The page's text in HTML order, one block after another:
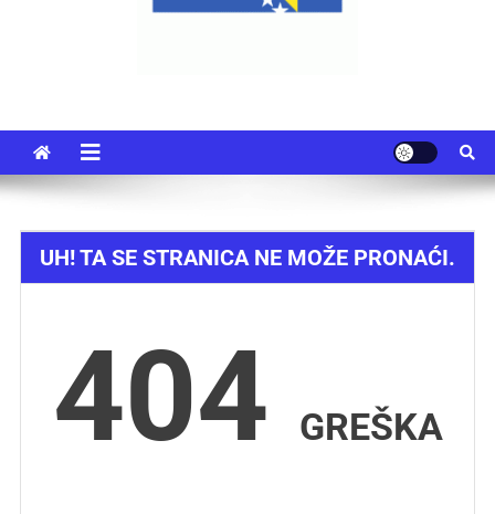
UH! TA SE STRANICA NE MOŽE PRONAĆI.
404 GREŠKA